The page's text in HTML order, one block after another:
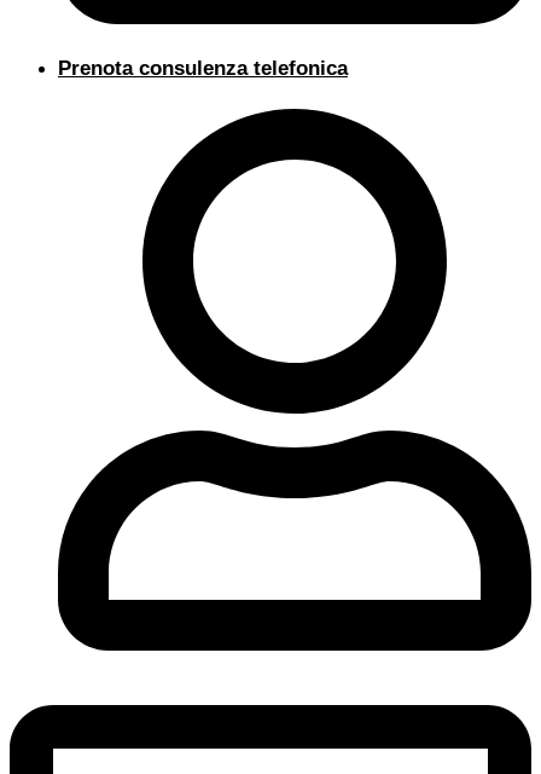
Prenota consulenza telefonica